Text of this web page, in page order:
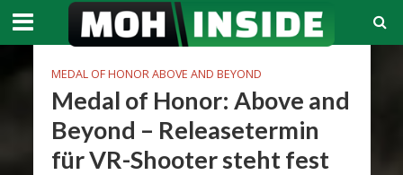
MEDAL OF HONOR ABOVE AND BEYOND
Medal of Honor: Above and
Beyond – Releasetermin
für VR-Shooter steht fest